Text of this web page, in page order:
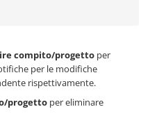
compito/progetto per
per le modifiche
rispettivamente.
progetto per eliminare